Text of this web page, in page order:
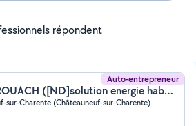
répondent
Auto-entrepreneur
Johnny ROUACH ([ND]solution energie habitat)
sur-Charente (Châteauneuf-sur-Charente)